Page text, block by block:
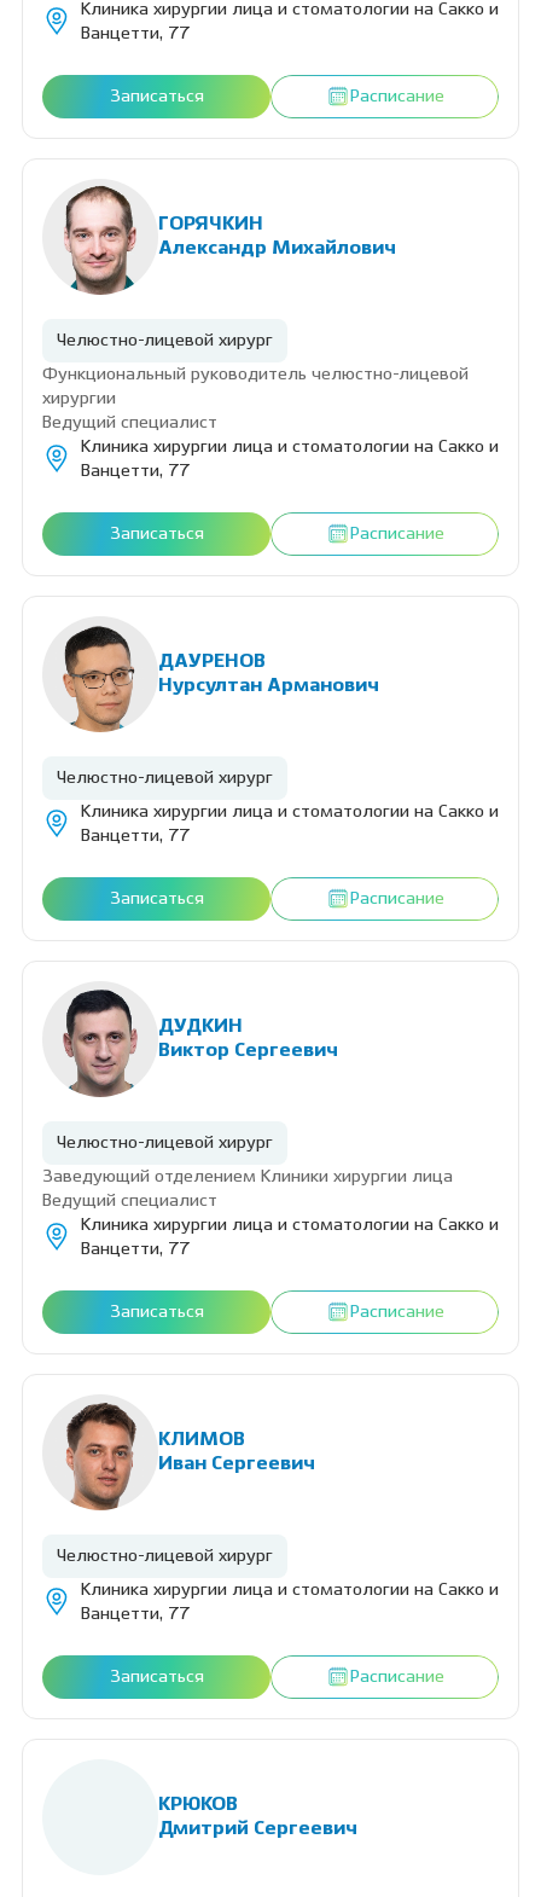
Клиника хирургии лица и стоматологии на Сакко и
Ванцетти, 77
Записаться Расписание
ГОРЯЧКИН
Александр Михайлович
Челюстно-лицевой хирург
Функциональный руководитель челюстно-лицевой
хирургии
Ведущий специалист
Клиника хирургии лица и стоматологии на Сакко и
Ванцетти, 77
Записаться Расписание
ДАУРЕНОВ
Нурсултан Арманович
Челюстно-лицевой хирург
Клиника хирургии лица и стоматологии на Сакко и
Ванцетти, 77
Записаться Расписание
ДУДКИН
Виктор Сергеевич
Челюстно-лицевой хирург
Заведующий отделением Клиники хирургии лица
Ведущий специалист
Клиника хирургии лица и стоматологии на Сакко и
Ванцетти, 77
Записаться Расписание
КЛИМОВ
Иван Сергеевич
Челюстно-лицевой хирург
Клиника хирургии лица и стоматологии на Сакко и
Ванцетти, 77
Записаться Расписание
КРЮКОВ
Дмитрий Сергеевич